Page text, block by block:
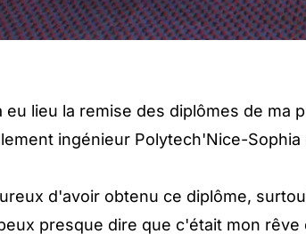
eu lieu la remise des diplômes de ma
ingénieur Polytech'Nice-Sophia
d'avoir obtenu ce diplôme,
presque dire que c'était mon